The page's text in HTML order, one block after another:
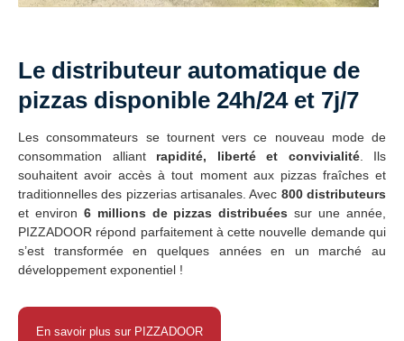
Le distributeur automatique de
pizzas disponible 24h/24 et 7j/7
Les consommateurs se tournent vers ce nouveau mode de
consommation alliant rapidité, liberté et convivialité. Ils
souhaitent avoir accès à tout moment aux pizzas fraîches et
traditionnelles des pizzerias artisanales. Avec 800 distributeurs
et environ 6 millions de pizzas distribuées sur une année,
PIZZADOOR répond parfaitement à cette nouvelle demande qui
s’est transformée en quelques années en un marché au
développement exponentiel !
En savoir plus sur PIZZADOOR